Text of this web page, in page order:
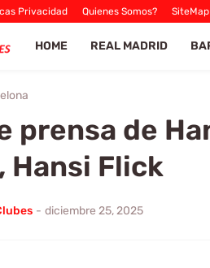
Privacidad Quienes Somos? SiteMap
HOME REAL MADRID
prensa de
Hansi Flick
- diciembre 25, 2025